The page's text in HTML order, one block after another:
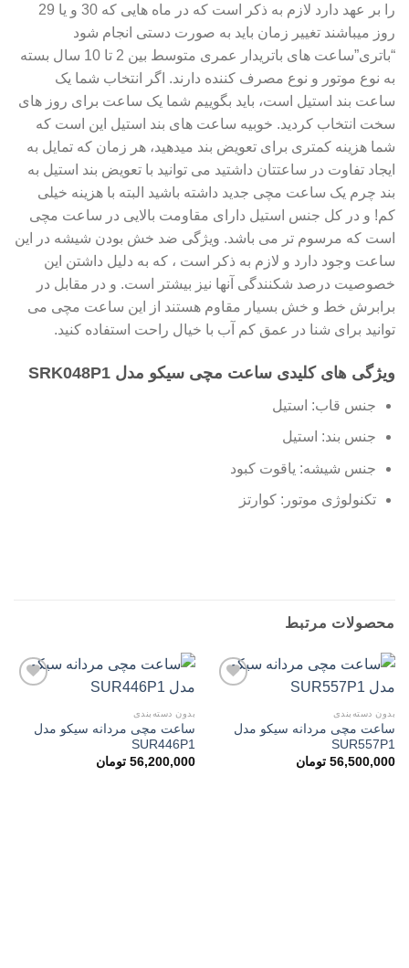
را بر عهد دارد لازم به ذکر است که در ماه هایی که 30 و یا 29
روز میباشند تغییر زمان باید به صورت دستی انجام شود
“باتری”ساعت های باتریدار عمری متوسط بین 2 تا 10 سال بسته
به نوع موتور و نوع مصرف کننده دارند. اگر انتخاب شما یک
ساعت بند استیل است، باید بگوییم شما یک ساعت برای روز های
سخت انتخاب کردید. خوبیه ساعت های بند استیل این است که
شما هزینه کمتری برای تعویض بند میدهید، هر زمان که تمایل به
ایجاد تفاوت در ساعتتان داشتید می توانید با تعویض بند استیل به
بند چرم یک ساعت مچی جدید داشته باشید البته با هزینه خیلی
کم! و در کل جنس استیل دارای مقاومت بالایی در ساعت مچی
است که مرسوم تر می باشد. ویژگی ضد خش بودن شیشه در این
ساعت وجود دارد و لازم به ذکر است ، که به دلیل داشتن این
خصوصیت درصد شکنندگی آنها نیز بیشتر است. و در مقابل در
برابرش خط و خش بسیار مقاوم هستند از این ساعت مچی می
توانید برای شنا در عمق کم آب با خیال راحت استفاده کنید.
ویژگی های کلیدی ساعت مچی سیکو مدل SRK048P1
جنس قاب: استیل
جنس بند: استیل
جنس شیشه: یاقوت کبود
تکنولوژی موتور: کوارتز
محصولات مرتبط
افزودن
بدون دسته‌بندی
ساعت مچی مردانه سیکو مدل
SUR557P1
56,500,000 تومان
افزودن
بدون دسته‌بندی
ساعت مچی مردانه سیکو مدل
SUR446P1
56,200,000 تومان